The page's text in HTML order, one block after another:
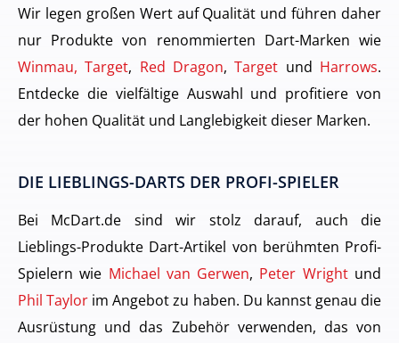
Wir legen großen Wert auf Qualität und führen daher
nur Produkte von renommierten Dart-Marken wie
Winmau, Target, Red Dragon,Target und Harrows.
Entdecke die vielfältige Auswahl und profitiere von
der hohen Qualität und Langlebigkeit dieser Marken.
DIE LIEBLINGS-DARTS DER PROFI-SPIELER
Bei McDart.de sind wir stolz darauf, auch die
Lieblings-Produkte Dart-Artikel von berühmten Profi-
Spielern wie Michael van Gerwen, Peter Wrightund
Phil Taylor im Angebot zu haben. Du kannst genau die
Ausrüstung und das Zubehör verwenden, das von